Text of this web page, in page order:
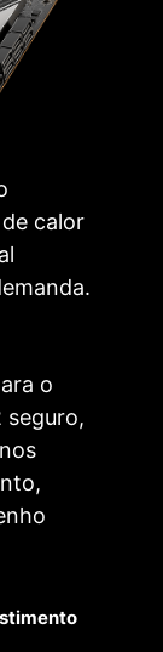
calor
o
seguro,